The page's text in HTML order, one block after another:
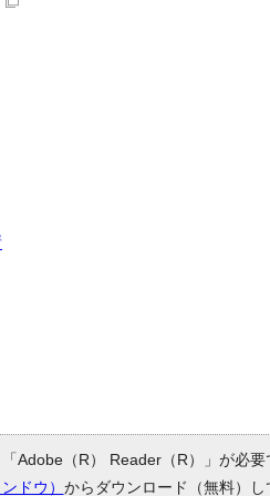
Adobe（R） Reader（R）」が必
ドウ） からダウンロード（無料）し